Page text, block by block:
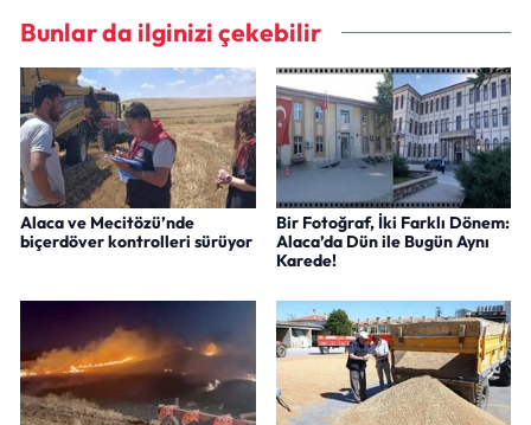
Bunlar da ilginizi çekebilir
Alaca ve Mecitözü’nde
biçerdöver kontrolleri sürüyor
Bir Fotoğraf, İki Farklı Dönem:
Alaca’da Dün ile Bugün Aynı
Karede!